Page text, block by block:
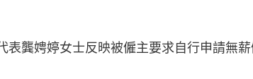
表龔娉婷女士反映被僱主要求自行申請無